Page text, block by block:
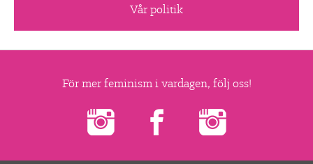
Vår politik
För mer feminism i vardagen, följ oss!